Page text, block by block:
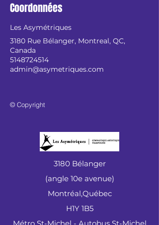
Coordonnées
Les Asymétriques
3180 Rue Bélanger, Montreal, QC,
Canada
5148724514
admin@asymetriques.com
© Copyright
3180 Bélanger
(angle 10e avenue)
Montréal,Québec
H1Y 1B5